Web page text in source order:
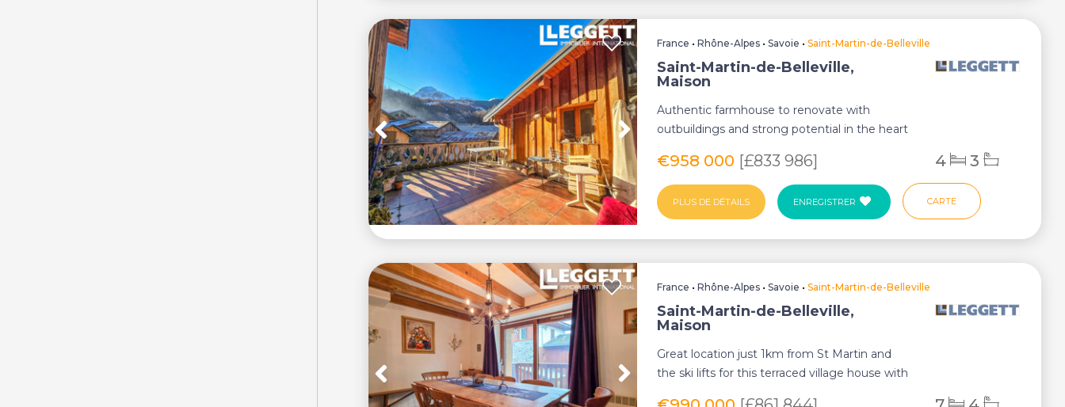
France •Rhône-Alpes •Savoie •Saint-Martin-de-Belleville
Saint-Martin-de-Belleville,
Maison
Authentic farmhouse to renovate with
outbuildings and strong potential in the heart
€958 000 [£833 986] 4 3
PLUS DE DÉTAILS ENREGISTRER CARTE
France •Rhône-Alpes •Savoie •Saint-Martin-de-Belleville
Saint-Martin-de-Belleville,
Maison
Great location just 1km from St Martin and
the ski lifts for this terraced village house with